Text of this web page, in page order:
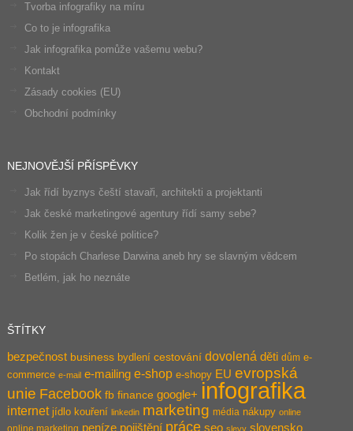
Tvorba infografiky na míru
Co to je infografika
Jak infografika pomůže vašemu webu?
Kontakt
Zásady cookies (EU)
Obchodní podmínky
NEJNOVĚJŠÍ PŘÍSPĚVKY
Jak řídí byznys čeští stavaři, architekti a projektanti
Jak české marketingové agentury řídí samy sebe?
Kolik žen je v české politice?
Po stopách Charlese Darwina aneb hry se slavným vědcem
Betlém, jak ho neznáte
ŠTÍTKY
bezpečnost business bydlení cestování dovolená děti dům e-
commerce e-mail e-mailing e-shop e-shopy EU evropská
unie Facebook fb finance google+ infografika
internet jídlo kouření linkedin marketing média nákupy online
online marketing peníze pojištění práce seo slevy slovensko